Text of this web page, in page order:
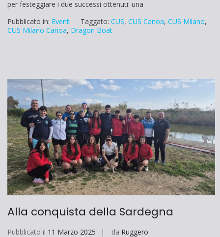
per festeggiare i due successi ottenuti: una
Pubblicato in: Eventi Taggato: CUS, CUS Canoa, CUS Milano,
CUS Milano Canoa, Dragon Boat
Alla conquista della Sardegna
Pubblicato il 11 Marzo 2025 da Ruggero